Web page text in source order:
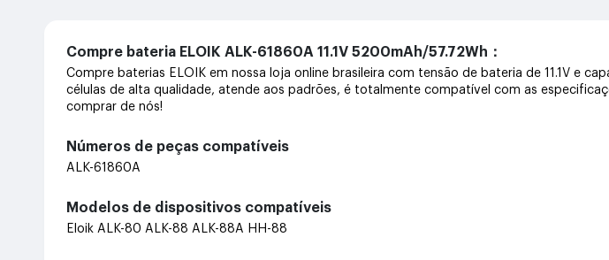
Compre bateria ELOIK ALK-61860A 11.1V 5200mAh/57.72Wh：
Compre baterias ELOIK em nossa loja online brasileira com tensão de bateria de 11.1V e
células de alta qualidade, atende aos padrões, é totalmente compatível com as
comprar de nós!
Números de peças compatíveis
ALK-61860A
Modelos de dispositivos compatíveis
Eloik ALK-80 ALK-88 ALK-88A HH-88